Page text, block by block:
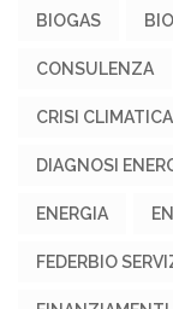
BIOGAS
CONSULENZA
CRISI CLIMATICA
DIAGNOSI
ENERGIA
FEDERBIO